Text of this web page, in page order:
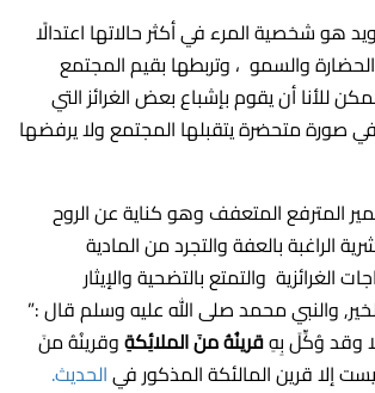
هو شخصية المرء في أكثر حالاتها اعتدالًا
والسمو ، وتربطها بقيم المجتمع
للأنا أن يقوم بإشباع بعض الغرائز التي
صورة متحضرة يتقبلها المجتمع ولا يرفضها
المترفع المتعفف وهو كناية عن الروح
الراغبة بالعفة والتجرد من المادية
الغرائزية والتمتع بالتضحية والإيثار
والنبي محمد صلى الله عليه وسلم قال :”
وقد وُكِّلَ بِهِقرينُهُ منَ الملائِكةِوقرينُهُ منَ
ليست إلا قرين المالئكة المذكور فيالحديث.